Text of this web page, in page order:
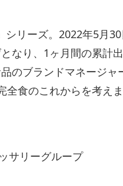
リーズ。2022年5月
なり、1ヶ月間の累計
のブランドマネージ
食のこれからを考えま
サリーグループ